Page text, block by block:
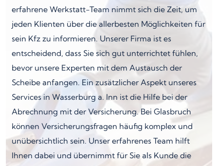
erfahrene Werkstatt-Team nimmt sich die Zeit, um
jeden Klienten über die allerbesten Möglichkeiten für
sein Kfz zu informieren. Unserer Firma ist es
entscheidend, dass Sie sich gut unterrichtet fühlen,
bevor unsere Experten mit dem Austausch der
Scheibe anfangen. Ein zusätzlicher Aspekt unseres
Services in Wasserburg a. Inn ist die Hilfe bei der
Abrechnung mit der Versicherung. Bei Glasbruch
können Versicherungsfragen häufig komplex und
unübersichtlich sein. Unser erfahrenes Team hilft
Ihnen dabei und übernimmt für Sie als Kunde die